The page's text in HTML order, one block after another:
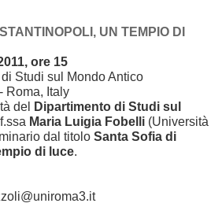
UN TEMPIO DI
ore 15
Studi sul Mondo Antico
Roma, Italy
del
Dipartimento di Studi sul
Maria Luigia Fobelli (Università
dal titolo Santa Sofia di
di luce.